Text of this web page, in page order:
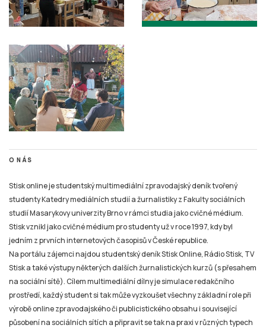
O NÁS
Stisk online je studentský multimediální zpravodajský deník tvořený
studenty Katedry mediálních studií a žurnalistiky z Fakulty sociálních
studií Masarykovy univerzity Brno v rámci studia jako cvičné médium.
Stisk vznikl jako cvičné médium pro studenty už v roce 1997, kdy byl
jedním z prvních internetových časopisů v České republice.
Na portálu zájemci najdou studentský deník Stisk Online, Rádio Stisk, TV
Stisk a také výstupy některých dalších žurnalistických kurzů (s přesahem
na sociální sítě). Cílem multimediální dílny je simulace redakčního
prostředí, každý student si tak může vyzkoušet všechny základní role při
výrobě online zpravodajského či publicistického obsahu i související
působení na sociálních sítích a připravit se tak na praxi v různých typech